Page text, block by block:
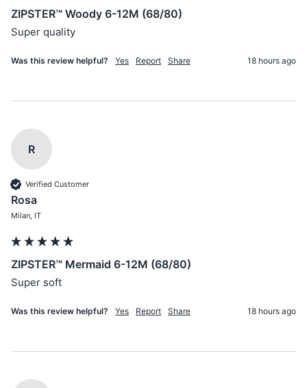
ZIPSTER™ Woody 6-12M (68/80)
Super quality
Was this review helpful? Yes Report Share 18 hours ago
R
Verified Customer
Rosa
Milan, IT
ZIPSTER™ Mermaid 6-12M (68/80)
Super soft
Was this review helpful? Yes Report Share 18 hours ago